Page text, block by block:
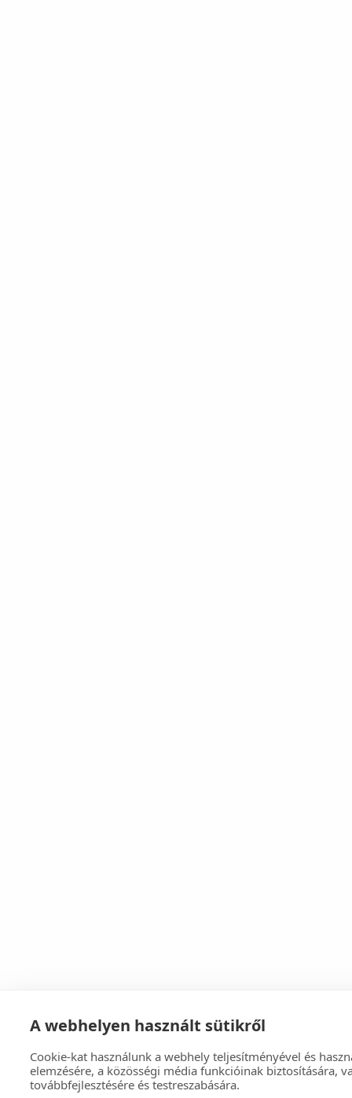
A webhelyen használt sütikről
Cookie-kat használunk a webhely teljesítményével és
elemzésére, a közösségi média funkcióinak biztosítására,
továbbfejlesztésére és testreszabására.